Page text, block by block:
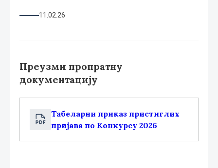
11.02.26
Преузми пропратну
документацију
Табеларни приказ пристиглих
пријава по Конкурсу 2026